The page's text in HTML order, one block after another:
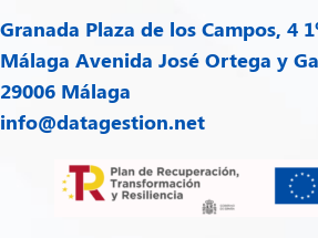
Granada Plaza de los Campos, 4
Málaga Avenida José Ortega y
29006 Málaga
info@datagestion.net